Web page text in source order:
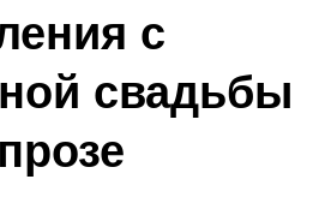
с
свадьбы